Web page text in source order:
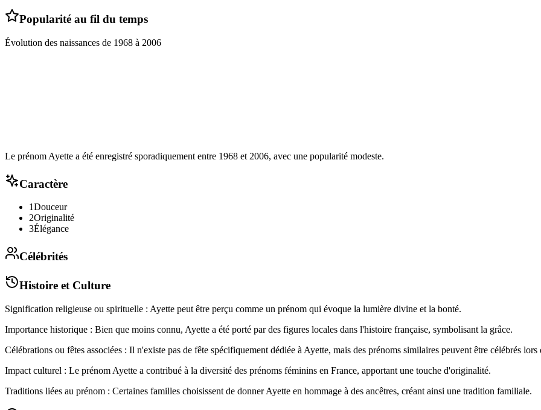
Popularité au fil du temps
Évolution des naissances de 1968 à 2006
Le prénom Ayette a été enregistré sporadiquement entre 1968 et 2006, avec une popularité modeste.
Caractère
1Douceur
2Originalité
3Élégance
Célébrités
Histoire et Culture
Signification religieuse ou spirituelle : Ayette peut être perçu comme un prénom qui évoque la lumière divine et la bonté.
Importance historique : Bien que moins connu, Ayette a été porté par des figures locales dans l'histoire française, symbolisant la grâce.
Célébrations ou fêtes associées : Il n'existe pas de fête spécifiquement dédiée à Ayette, mais des prénoms similaires peuvent être célébrés
Impact culturel : Le prénom Ayette a contribué à la diversité des prénoms féminins en France, apportant une touche d'originalité.
Traditions liées au prénom : Certaines familles choisissent de donner Ayette en hommage à des ancêtres, créant ainsi une tradition familiale.